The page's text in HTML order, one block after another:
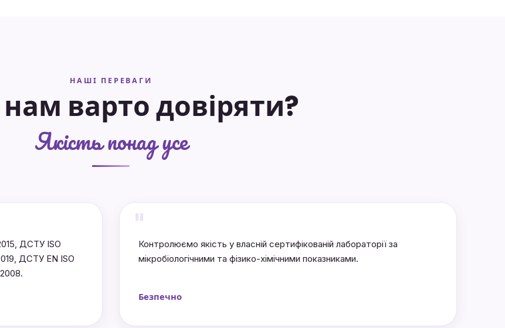
НАШІ ПЕРЕВАГИ
варто довіряти?
Якість понад усе
ДСТУ ISO
ДСТУ EN ISO
"Контролюємо якість у власній сертифікованій лабораторії за
мікробіологічними та фізико-хімічними показниками.
Безпечно